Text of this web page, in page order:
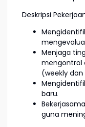
Deskripsi
Menjaga
mengontrol
(weekly
baru.
guna